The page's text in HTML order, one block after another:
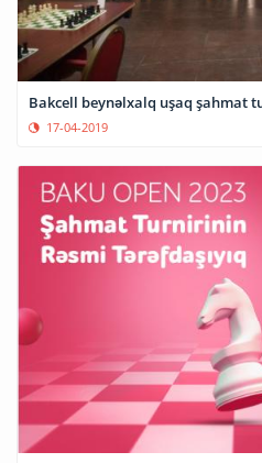
Bakcell beynəlxalq uşaq şahmat
17-04-2019